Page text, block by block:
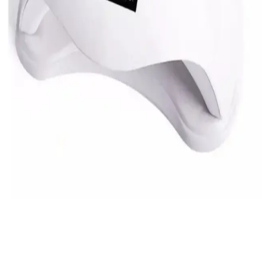
Aba Nails Mini UV LED Tırnak Kurutucu: Pratik
ve Hızlı Çözüm ile Ev ve Salon Kullanımı
Aba Nails Mini UV LED Lamba, hafif ve taşınabilir tasarımıyla
hızlı ve etkili tırnak kurutma sağlar, pil ile çalışır, ev ve salon
kullanımı için idealdir.
Canderel Mini Led Lamba ve Genel Markalar
Protez Tırnak Karşılaştırması
İki popüler tırnak kurutma cihazını karşılaştırıyoruz: Canderel Mini
Led ve genel markalar protez tırnak. Özellikleri, avantajları ve
kullanıcı yorumlarıyla en uygun seçeneği belirlemenize yardımcı